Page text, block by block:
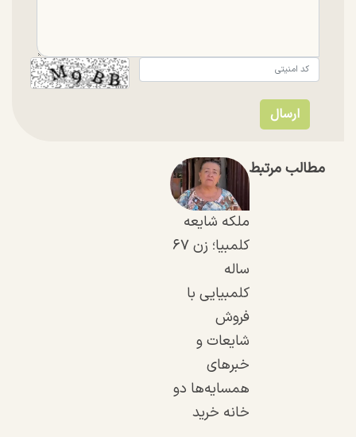
مطالب مرتبط
ملکه شایعه
کلمبیا؛ زن ۶۷
ساله
کلمبیایی با
فروش
شایعات و
خبر‌های
همسایه‌ها دو
خانه خرید